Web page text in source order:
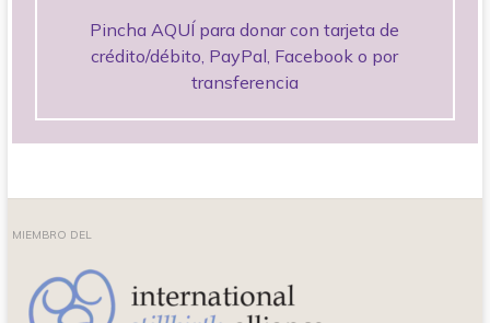
Pincha AQUÍ para donar con tarjeta de
crédito/débito, PayPal, Facebook o por
transferencia
MIEMBRO DEL